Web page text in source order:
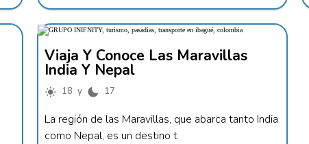
Viaja Y Conoce Las Maravillas
India Y Nepal
18 y 17
La región de las Maravillas, que abarca tanto India
como Nepal, es un destino t